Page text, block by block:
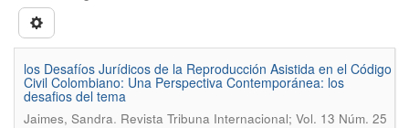
los Desafíos Jurídicos de la Reproducción Asistida en el Código
Civil Colombiano: Una Perspectiva Contemporánea: los
desafios del tema
Jaimes, Sandra. Revista Tribuna Internacional; Vol. 13 Núm. 25